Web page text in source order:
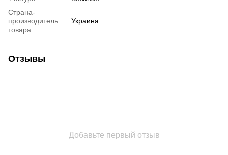
Страна-
производитель
товара
Украина
Отзывы
Добавьте первый отзыв